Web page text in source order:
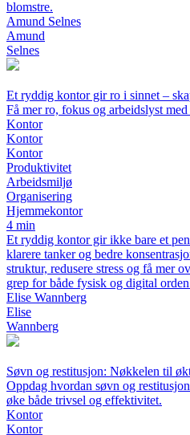
blomstre.
Amund Selnes
Amund
Selnes
Et ryddig kontor gir ro i sinnet –
Få mer ro, fokus og arbeidslyst
Kontor
Kontor
Kontor
Produktivitet
Arbeidsmiljø
Organisering
Hjemmekontor
4 min
Et ryddig kontor gir ikke bare et
klarere tanker og bedre
struktur, redusere stress og få mer
grep for både fysisk og digital
Elise Wannberg
Elise
Wannberg
Søvn og restitusjon: Nøkkelen til
Oppdag hvordan søvn og
øke både trivsel og effektivitet.
Kontor
Kontor